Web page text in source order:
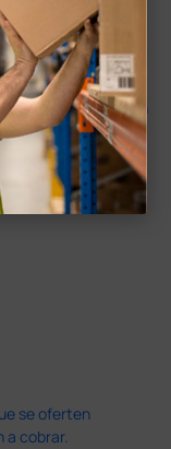
mas barato que en
envío cuesta más
de España.
se oferten
a cobrar.